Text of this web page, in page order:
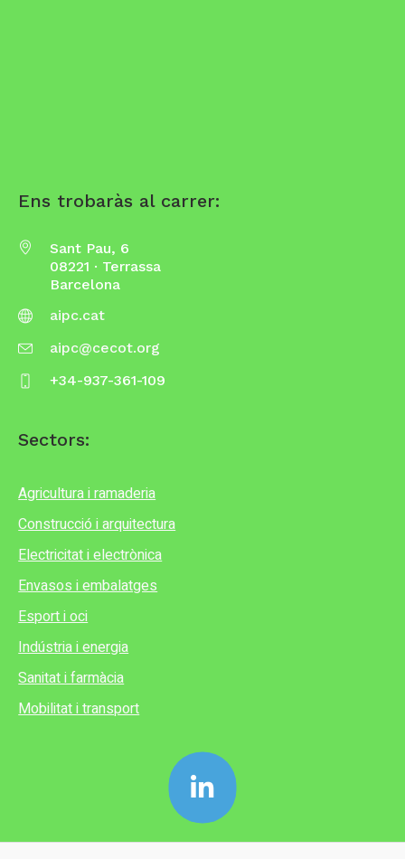
Ens trobaràs al carrer:
Sant Pau, 6
08221 · Terrassa
Barcelona
aipc.cat
aipc@cecot.org
+34-937-361-109
Sectors:
Agricultura i ramaderia
Construcció i arquitectura
Electricitat i electrònica
Envasos i embalatges
Esport i oci
Indústria i energia
Sanitat i farmàcia
Mobilitat i transport